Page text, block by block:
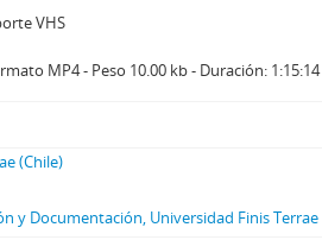
VHS
MP4 - Peso 10.00 kb - Duración: 1:15:14
(Chile)
y Documentación, Universidad Finis Terrae